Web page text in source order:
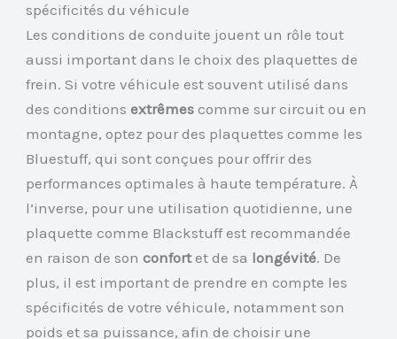
spécificités du véhicule
Les conditions de conduite jouent un rôle tout
aussi important dans le choix des plaquettes de
frein. Si votre véhicule est souvent utilisé dans
des conditionsextrêmes comme sur circuit ou en
montagne, optez pour des plaquettes comme les
Bluestuff, qui sont conçues pour offrir des
performances optimales à haute température. À
l’inverse, pour une utilisation quotidienne, une
plaquette comme Blackstuff est recommandée
en raison de sonconfortet de sa longévité. De
plus, il est important de prendre en compte les
spécificités de votre véhicule, notamment son
poids et sa puissance, afin de choisir une